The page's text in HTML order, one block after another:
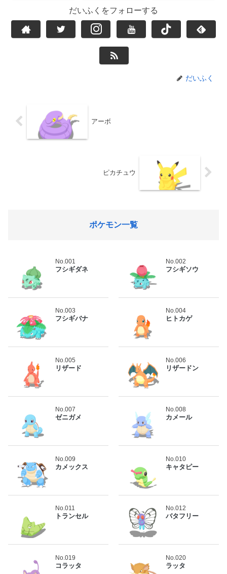
だいふくをフォローする
だいふく
アーボ
ピカチュウ
ポケモン一覧
No.001
フシギダネ
No.002
フシギソウ
No.003
フシギバナ
No.004
ヒトカゲ
No.005
リザード
No.006
リザードン
No.007
ゼニガメ
No.008
カメール
No.009
カメックス
No.010
キャタピー
No.011
トランセル
No.012
バタフリー
No.019
コラッタ
No.020
ラッタ